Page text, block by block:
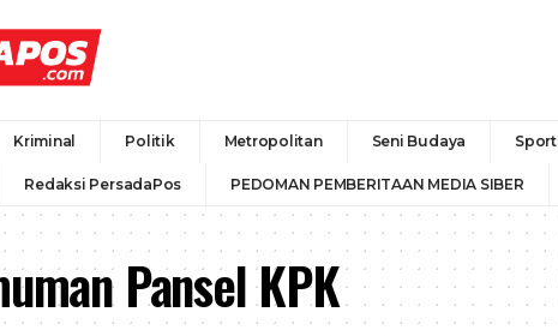
Kriminal Politik Metropolitan Seni Budaya Sport
Redaksi PersadaPos PEDOMAN PEMBERITAAN MEDIA SIBER
Pansel KPK